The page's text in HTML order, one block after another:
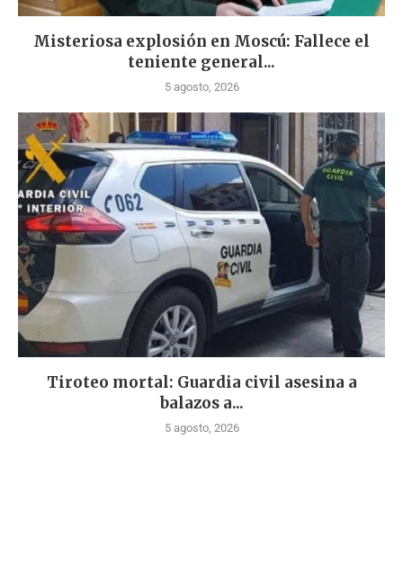
Misteriosa explosión en Moscú: Fallece el
teniente general...
5 agosto, 2026
Tiroteo mortal: Guardia civil asesina a
balazos a...
5 agosto, 2026